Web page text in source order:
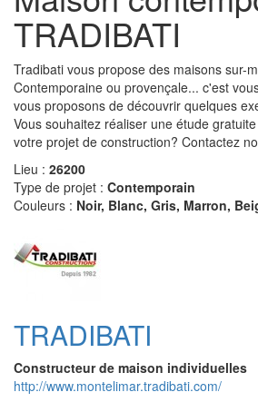
TRADIBATI
Tradibati vous propose des maisons sur-
Contemporaine ou provençale... c'est
vous proposons de découvrir quelques
Vous souhaitez réaliser une étude
votre projet de construction? Contactez
Lieu : 26200
Type de projet : Contemporain
Couleurs : Noir, Blanc, Gris, Marron,
TRADIBATI
Constructeur de maison individuelles
http://www.montelimar.tradibati.com/